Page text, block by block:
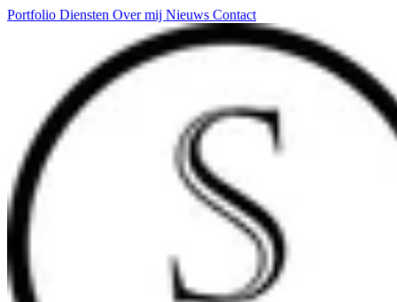
Portfolio Diensten Over mij Nieuws Contact